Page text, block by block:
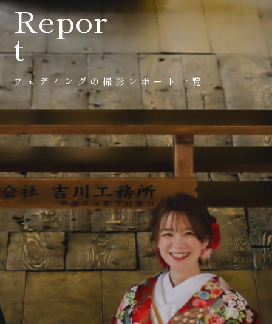
〒963-8041
福島県郡山市富田町権現林9−１
Tel.0120-05-7536
Time.10:30 - 18:00（年中無休）
Repor
t
ウェディングの撮影レポート一覧